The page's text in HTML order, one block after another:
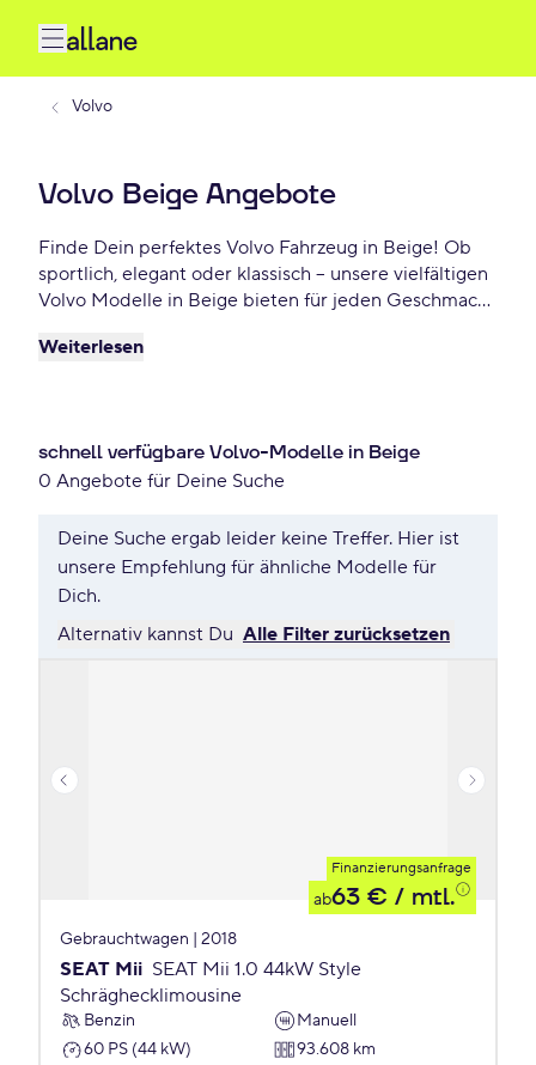
Volvo
Volvo Beige Angebote
Finde Dein perfektes Volvo Fahrzeug in Beige! Ob
sportlich, elegant oder klassisch – unsere vielfältigen
Volvo Modelle in Beige bieten für jeden Geschmack
von flexiblen Leasing- oder Finanzierungsoptionen.
Weiterlesen
schnell verfügbare Volvo-Modelle in Beige
0 Angebote für Deine Suche
Deine Suche ergab leider keine Treffer. Hier ist
unsere Empfehlung für ähnliche Modelle für
Dich.
Alternativ kannst Du Alle Filter zurücksetzen
Finanzierungsanfrage
ab63 € / mtl.
Gebrauchtwagen | 2018
SEAT Mii SEAT Mii 1.0 44kW Style
Schräghecklimousine
Benzin
Manuell
60 PS (44 kW)
93.608 km